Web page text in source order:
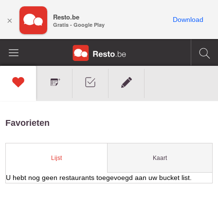
Favorieten
Lijst Kaart
U hebt nog geen restaurants toegevoegd aan uw bucket list.
× Resto.be
Gratis - Google Play
Download